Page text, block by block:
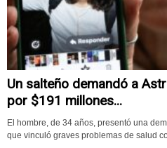
Un salteño demandó a
por $191 millones...
El hombre, de 34 años, presentó una
que vinculó graves problemas de salud